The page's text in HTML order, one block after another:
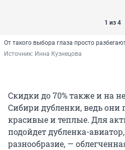
1 из 4
От такого выбора глаза просто
Источник: Инна Кузнецова
Скидки до 70% также и на
Сибири дубленки, ведь они
красивые и теплые. Для
подойдет дубленка-
разнообразие, —